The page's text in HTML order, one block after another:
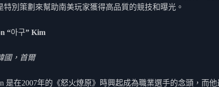
特別策劃來幫助南美玩家獲得高品質的競技和曝光。
“아구” Kim
國，首爾
是在2007年的《怒火燎原》時興起成為職業選手的念頭，而